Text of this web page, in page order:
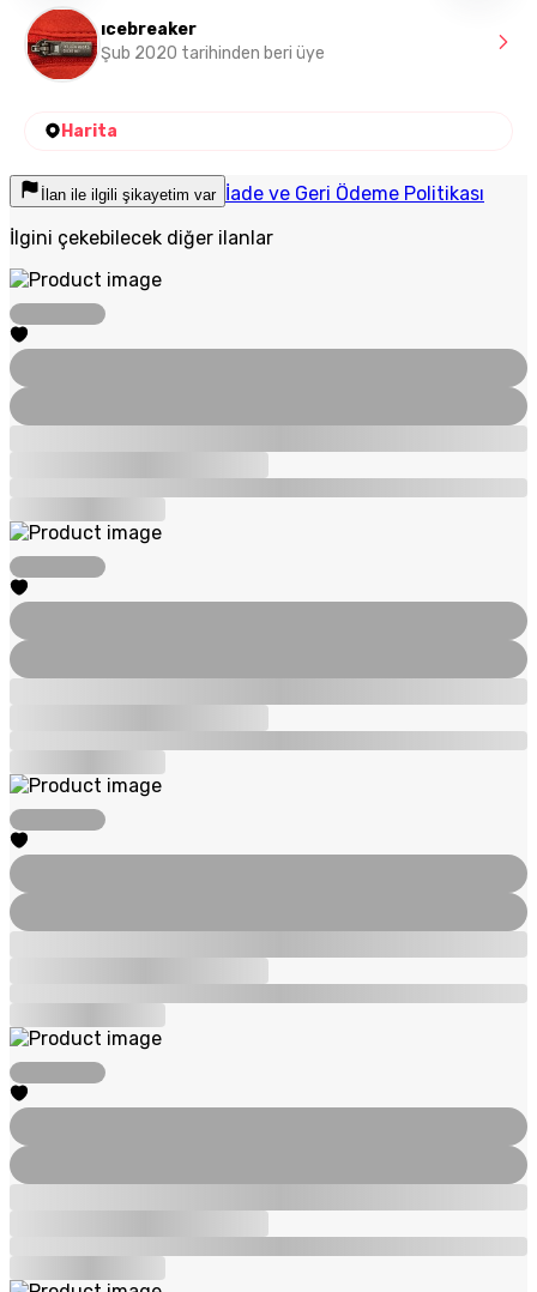
ıcebreaker
Şub 2020 tarihinden beri üye
Harita
İlan ile ilgili şikayetim var İade ve Geri Ödeme Politikası
İlgini çekebilecek diğer ilanlar